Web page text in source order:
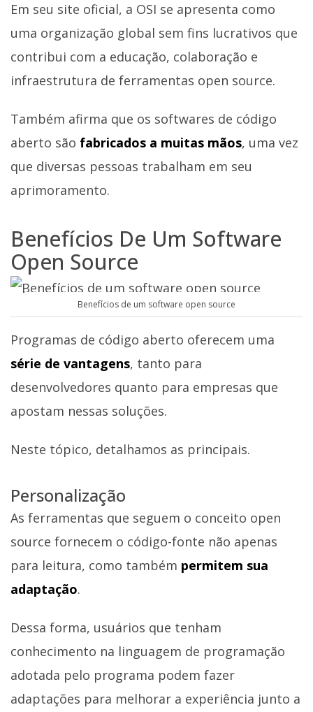
Em seu site oficial, a OSI se apresenta como
uma organização global sem fins lucrativos que
contribui com a educação, colaboração e
infraestrutura de ferramentas open source.
Também afirma que os softwares de código
aberto são fabricados a muitas mãos, uma vez
que diversas pessoas trabalham em seu
aprimoramento.
Benefícios De Um Software
Open Source
Benefícios de um software open source
Programas de código aberto oferecem uma
série de vantagens, tanto para
desenvolvedores quanto para empresas que
apostam nessas soluções.
Neste tópico, detalhamos as principais.
Personalização
As ferramentas que seguem o conceito open
source fornecem o código-fonte não apenas
para leitura, como também permitem sua
adaptação.
Dessa forma, usuários que tenham
conhecimento na linguagem de programação
adotada pelo programa podem fazer
adaptações para melhorar a experiência junto a